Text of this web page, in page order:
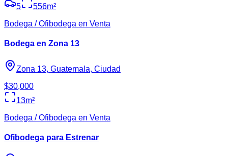
5 556m²
Bodega / Ofibodega en Venta
Bodega en Zona 13
Zona 13, Guatemala, Ciudad
$30,000
13m²
Bodega / Ofibodega en Venta
Ofibodega para Estrenar